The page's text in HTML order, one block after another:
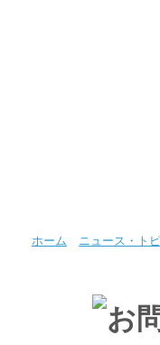
ホーム ニュース・ト